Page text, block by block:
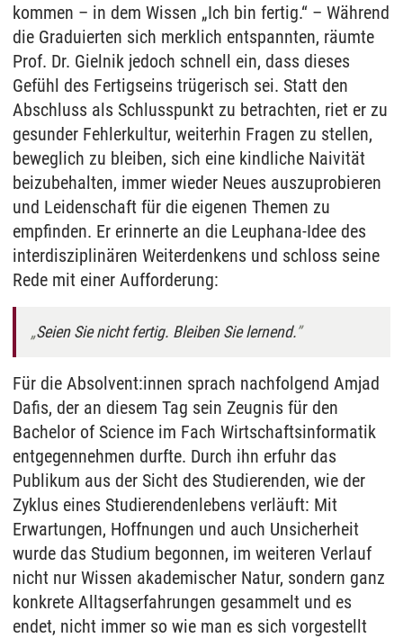
kommen – in dem Wissen „Ich bin fertig.“ – Während
die Graduierten sich merklich entspannten, räumte
Prof. Dr. Gielnik jedoch schnell ein, dass dieses
Gefühl des Fertigseins trügerisch sei. Statt den
Abschluss als Schlusspunkt zu betrachten, riet er zu
gesunder Fehlerkultur, weiterhin Fragen zu stellen,
beweglich zu bleiben, sich eine kindliche Naivität
beizubehalten, immer wieder Neues auszuprobieren
und Leidenschaft für die eigenen Themen zu
empfinden. Er erinnerte an die Leuphana-Idee des
interdisziplinären Weiterdenkens und schloss seine
Rede mit einer Aufforderung:
Seien Sie nicht fertig. Bleiben Sie lernend.
Für die Absolvent:innen sprach nachfolgend Amjad
Dafis, der an diesem Tag sein Zeugnis für den
Bachelor of Science im Fach Wirtschaftsinformatik
entgegennehmen durfte. Durch ihn erfuhr das
Publikum aus der Sicht des Studierenden, wie der
Zyklus eines Studierendenlebens verläuft: Mit
Erwartungen, Hoffnungen und auch Unsicherheit
wurde das Studium begonnen, im weiteren Verlauf
nicht nur Wissen akademischer Natur, sondern ganz
konkrete Alltagserfahrungen gesammelt und es
endet, nicht immer so wie man es sich vorgestellt